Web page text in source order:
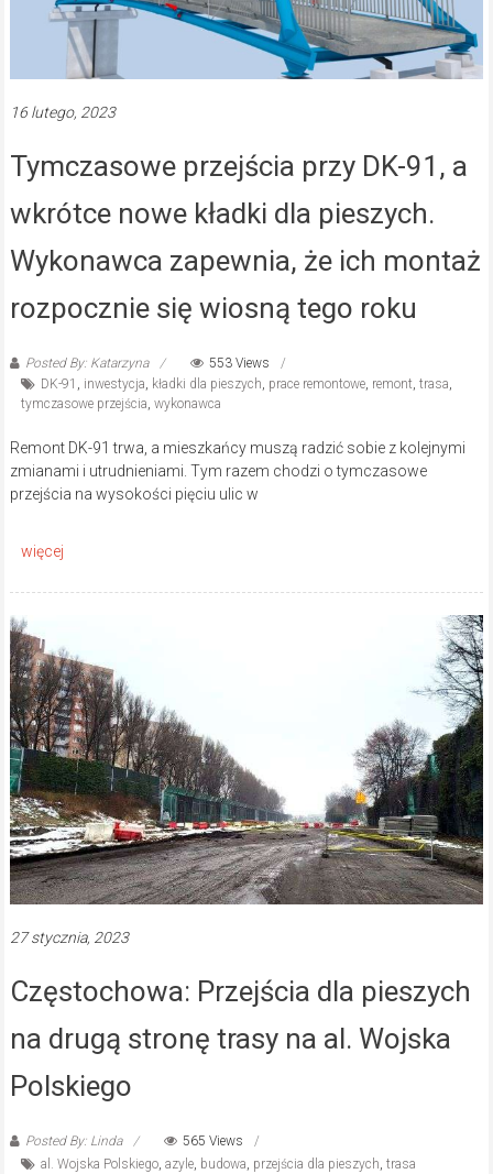
16 lutego, 2023
Tymczasowe przejścia przy DK-91, a
wkrótce nowe kładki dla pieszych.
Wykonawca zapewnia, że ich montaż
rozpocznie się wiosną tego roku
Posted By: Katarzyna
553 Views
DK-91
inwestycja kładki dla pieszych prace remontowe, remont trasa
tymczasowe przejścia wykonawca
Remont DK-91 trwa, a mieszkańcy muszą radzić sobie z kolejnymi
zmianami i utrudnieniami. Tym razem chodzi o tymczasowe
przejścia na wysokości pięciu ulic w
27 stycznia, 2023
Częstochowa: Przejścia dla pieszych
na drugą stronę trasy na al. Wojska
Polskiego
Posted By: Linda
565 Views
al. Wojska Polskiego, azyle, budowa przejścia dla pieszych trasa